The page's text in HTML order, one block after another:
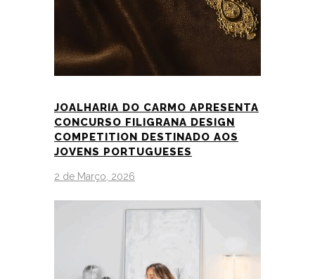
JOALHARIA DO CARMO APRESENTA
CONCURSO FILIGRANA DESIGN
COMPETITION DESTINADO AOS
JOVENS PORTUGUESES
2 de Março, 2026